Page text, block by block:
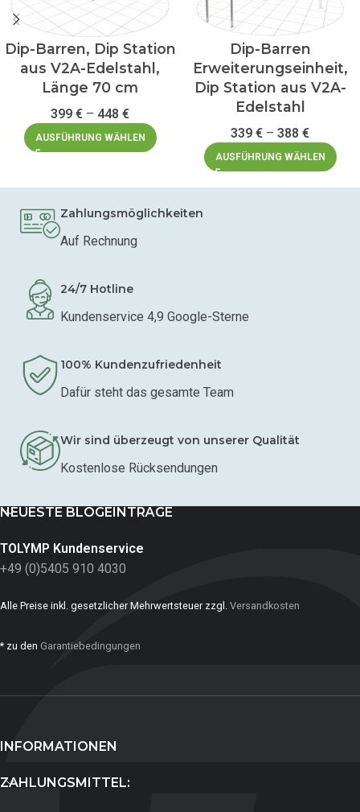
Dip-Barren, Dip Station
aus V2A-Edelstahl,
Länge 70 cm
399 € – 448 €
AUSFÜHRUNG WÄHLEN
Dip-Barren
Erweiterungseinheit,
Dip Station aus V2A-
Edelstahl
339 € – 388 €
AUSFÜHRUNG WÄHLEN
Zahlungsmöglichkeiten
Auf Rechnung
24/7 Hotline
Kundenservice 4,9 Google-Sterne
100% Kundenzufriedenheit
Dafür steht das gesamte Team
Wir sind überzeugt von unserer Qualität
Kostenlose Rücksendungen
NEUESTE BLOGEINTRÄGE
TOLYMP Kundenservice
+49 (0)5405 910 4030
Alle Preise inkl. gesetzlicher Mehrwertsteuer zzgl. Versandkosten
* zu den Garantiebedingungen
INFORMATIONEN
ZAHLUNGSMITTEL: